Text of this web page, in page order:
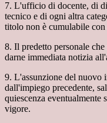
7. L'ufficio di docente, di
tecnico e di ogni altra
titolo non è cumulabile
8. Il predetto personale
darne immediata notizia
9. L'assunzione del nuovo
dall'impiego precedente,
quiescenza eventualmente
vigore.